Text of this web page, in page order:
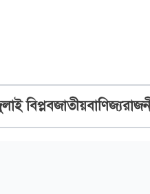
বিপ্লবজাতীয়বাণিজ্য